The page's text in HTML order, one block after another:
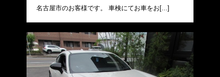
名古屋市のお客様です。 車検にてお車をお[...]